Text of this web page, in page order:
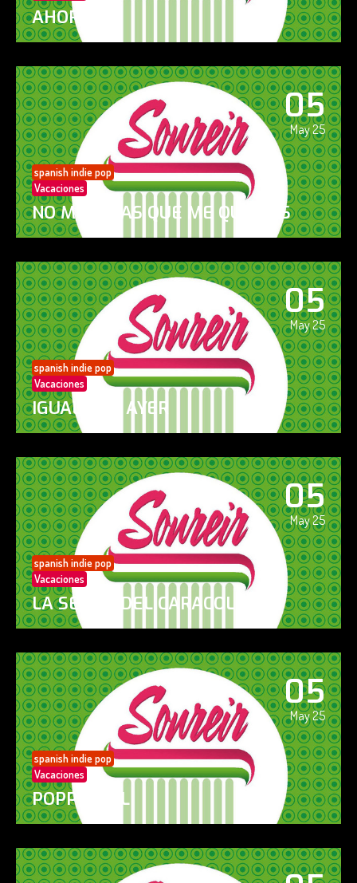
AHORA SÍ!
05
May 25
spanish indie pop
Vacaciones
NO ME DIGAS QUE ME QUIERES
05
May 25
spanish indie pop
Vacaciones
IGUAL QUE AYER
05
May 25
spanish indie pop
Vacaciones
LA SENDA DEL CARACOL
05
May 25
spanish indie pop
Vacaciones
POPPY GIRL